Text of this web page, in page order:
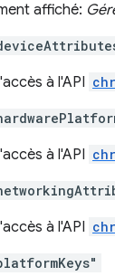
affiché:
à l'API
à l'API
à l'API